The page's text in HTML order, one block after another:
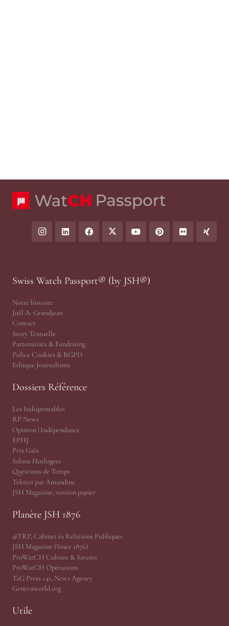
Swiss Watch Passport® (by JSH®)
Notre histoire
Joël A. Grandjean
Contact
Story Textuelle
Partenariats & Fundrising
Police Cookies & RGPD
Ethique Journalisme
Dossiers Référence
Les Indispensables
RP News
Opinion | Indépendance
EPHJ
Prix Gaïa
Salons Horlogers
Questions de Temps
Tekitoi par Amandine
JSH Magazine, version papier
Planète JSH 1876
@TRP, Cabinet ès Relations Publiques
JSH Magazine (Since 1876)
ProWatCH Culture & Savoirs
ProWatCH Opérations
TàG Press +41, News Agency
Genevaworld.org
Utile